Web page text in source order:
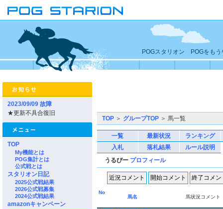
POGスタリオン POGをもう
2023/09/09 故障
★更新不具合復旧
TOP
My機能とは
POG集計とは
公式戦とは
スタリオン日記
2025公式戦結果
2026公式戦募集
2024公式戦結果
amazonキャンペーン
TOP ＞ グループTOP ＞ 馬一覧
一覧 最新状況
ランキング
入札
落札結果
ルール説明
うるぴー プロフィール
No
馬名
馬状況コメント